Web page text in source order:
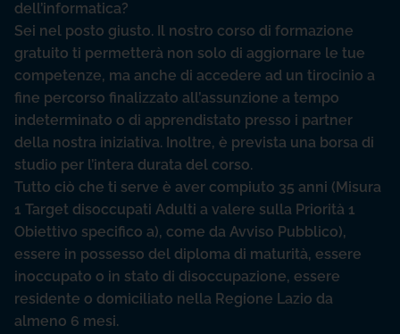
dell’informatica?
Sei nel posto giusto. Il nostro corso di formazione
gratuito ti permetterà non solo di aggiornare le tue
competenze, ma anche di accedere ad un tirocinio a
fine percorso finalizzato all’assunzione a tempo
indeterminato o di apprendistato presso i partner
della nostra iniziativa. Inoltre, è prevista una borsa di
studio per l’intera durata del corso.
Tutto ciò che ti serve è aver compiuto 35 anni (Misura
1 Target disoccupati Adulti a valere sulla Priorità 1
Obiettivo specifico a), come da Avviso Pubblico),
essere in possesso del diploma di maturità, essere
inoccupato o in stato di disoccupazione, essere
residente o domiciliato nella Regione Lazio da
almeno 6 mesi.